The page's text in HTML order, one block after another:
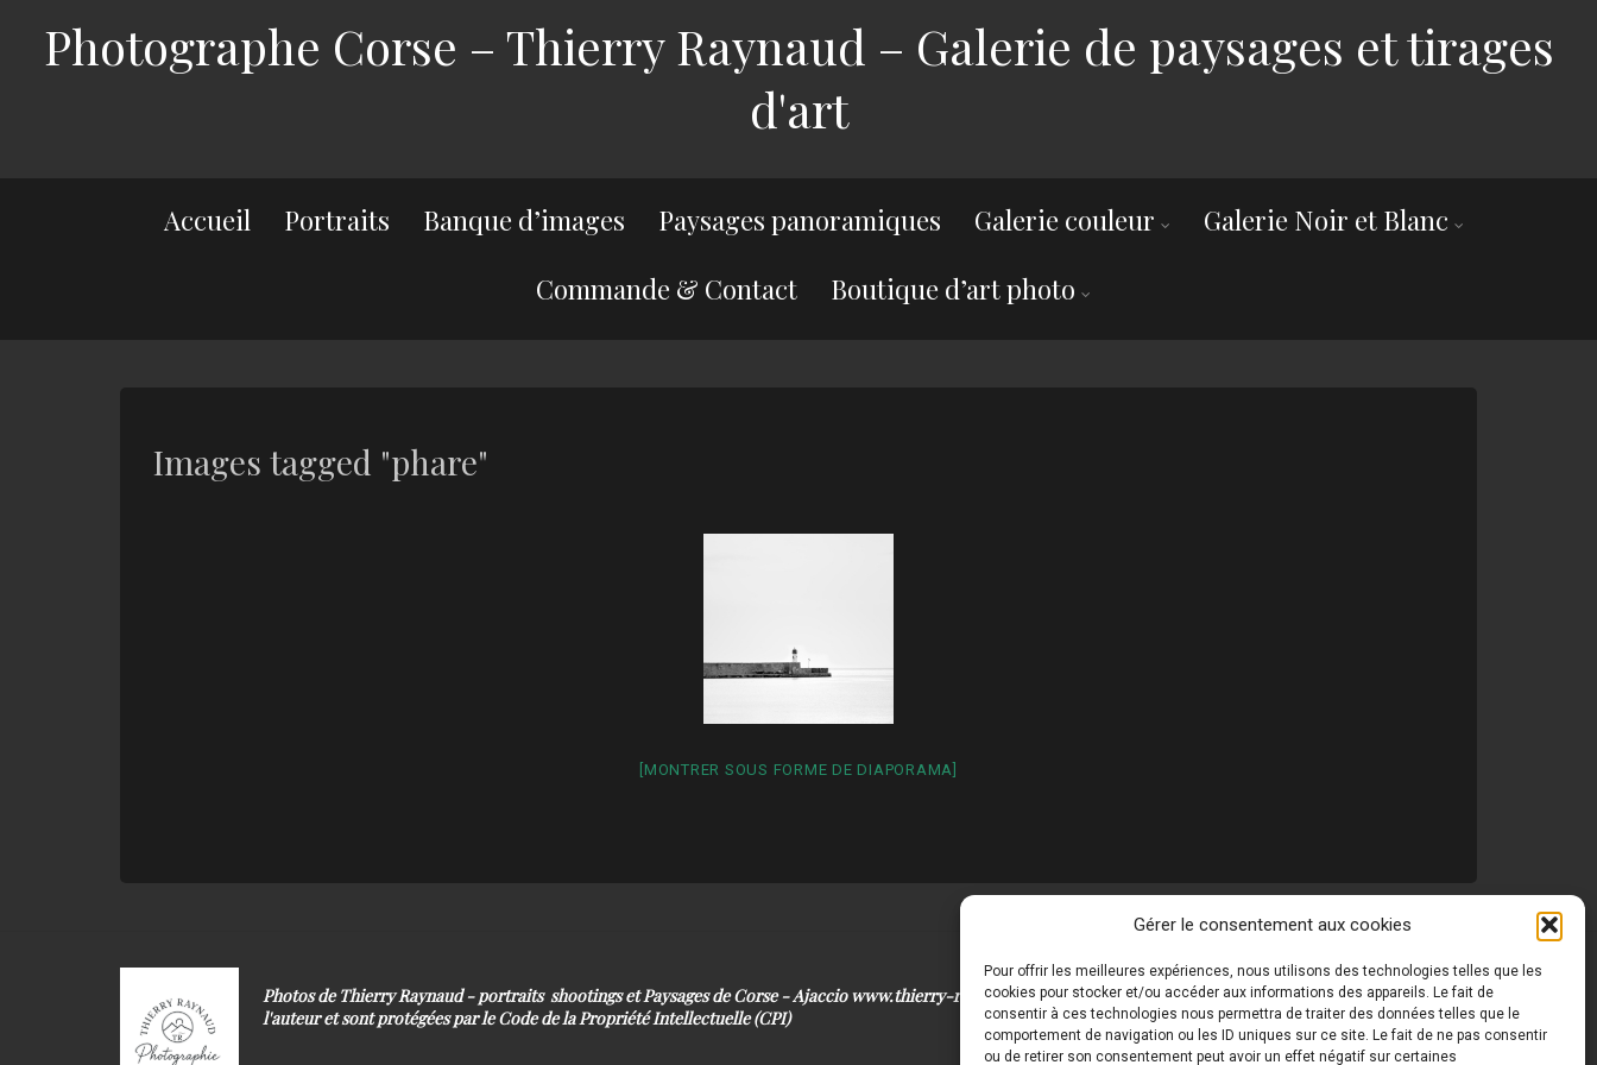
Gérer le consentement aux cookies
Pour offrir les meilleures expériences, nous utilisons des technologies telles que les
cookies pour stocker et/ou accéder aux informations des appareils. Le fait de
consentir à ces technologies nous permettra de traiter des données telles que le
comportement de navigation ou les ID uniques sur ce site. Le fait de ne pas consentir
ou de retirer son consentement peut avoir un effet négatif sur certaines
Photographe Corse – Thierry Raynaud – Galerie de paysages et tirages
d'art
Accueil Portraits Banque d’images Paysages panoramiques Galerie couleur
Galerie Noir et Blanc
Commande & Contact
Boutique d’art photo
Images tagged "phare"
[MONTRER SOUS FORME DE DIAPORAMA]
Photos de Thierry Raynaud - portraits shootings et Paysages de Corse - Ajaccio www.thierry-raynaud.com © Toutes les photos de ce site sont la propriété de
l'auteur et sont protégées par le Code de la Propriété Intellectuelle (CPI)